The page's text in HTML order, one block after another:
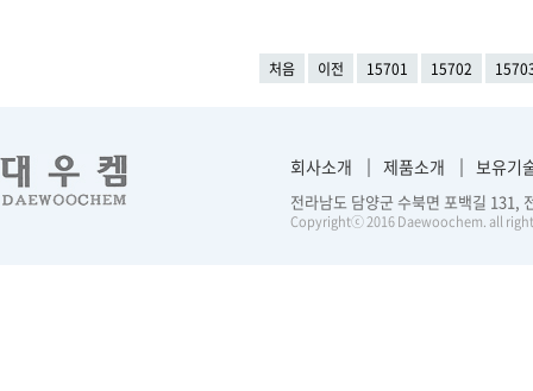
처음 이전 15701 15702
회사소개 제품소개 보유기
전라남도 담양군 수북면 포백길
Copyrightⓒ 2016 Daewoochem. all